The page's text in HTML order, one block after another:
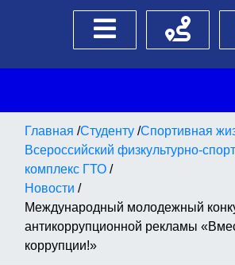
Боковое менюСхема
Главная /Студенту /Спортивная
Всероссийский физкультурно-
комплекс ГТО /
Новости /
Международный молодежный
антикоррупционной рекламы
коррупции!»